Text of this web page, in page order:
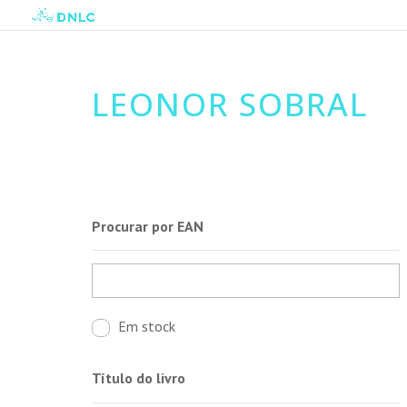
LEONOR SOBRAL
Procurar por EAN
Em stock
Título do livro